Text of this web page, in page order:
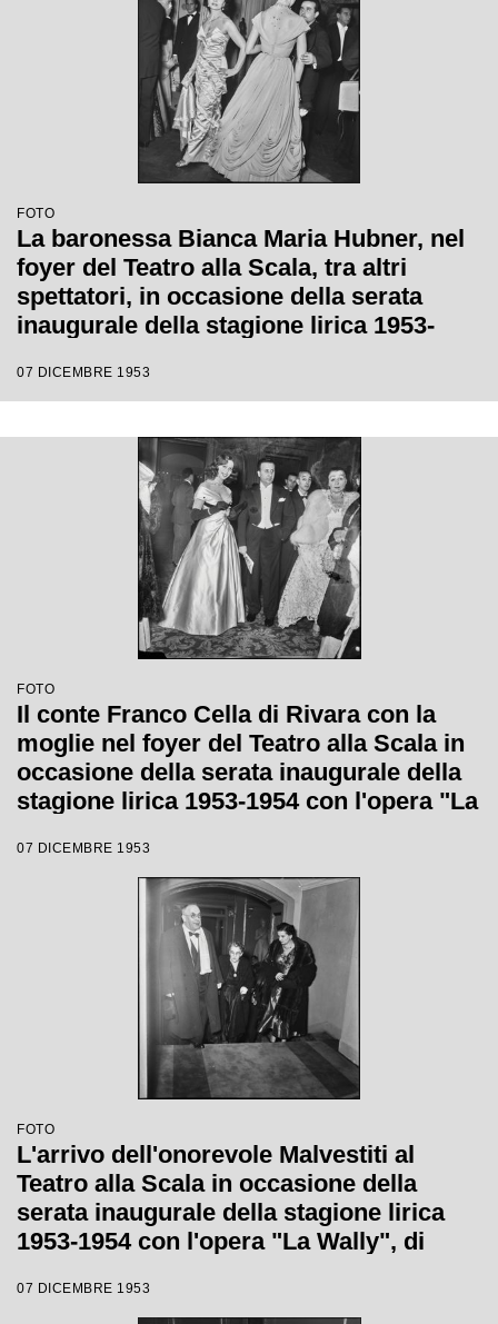
FOTO
La baronessa Bianca Maria Hubner, nel
foyer del Teatro alla Scala, tra altri
spettatori, in occasione della serata
inaugurale della stagione lirica 1953-
Catalani, diretta da Carlo Maria Giulini,
07 DICEMBRE 1953
FOTO
Il conte Franco Cella di Rivara con la
moglie nel foyer del Teatro alla Scala in
occasione della serata inaugurale della
stagione lirica 1953-1954 con l'opera "La
Carlo Maria Giulini, con la regia di
Tatiana Pavlova
07 DICEMBRE 1953
FOTO
L'arrivo dell'onorevole Malvestiti al
Teatro alla Scala in occasione della
serata inaugurale della stagione lirica
1953-1954 con l'opera "La Wally", di
Giulini, con la regia di Tatiana Pavlova
07 DICEMBRE 1953